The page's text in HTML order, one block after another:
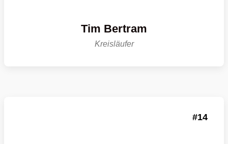
Tim Bertram
Kreisläufer
14